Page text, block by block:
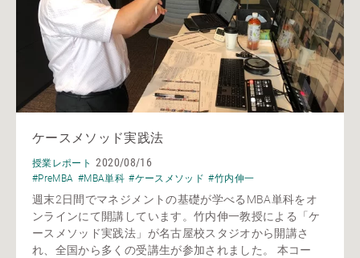
ケースメソッド実践法
授業レポート 2020/08/16
#PreMBA #MBA単科 #ケースメソッド #竹内伸一
週末2日間でマネジメントの基礎が学べるMBA単科をオ
ンラインにて開講しています。竹内伸一教授による「ケ
ースメソッド実践法」が名古屋校スタジオから開講さ
れ、全国から多くの受講生が参加されました。 本コー